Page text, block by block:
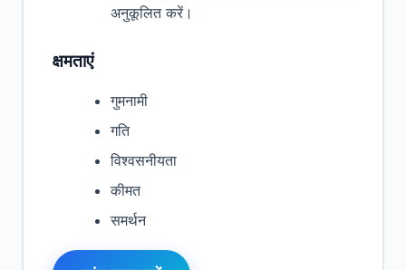
अनुकूलित करें।
क्षमताएं
गुमनामी
गति
विश्वसनीयता
कीमत
समर्थन